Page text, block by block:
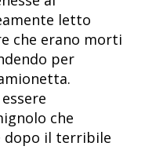
letto
che erano morti
per
che
dopo il terribile